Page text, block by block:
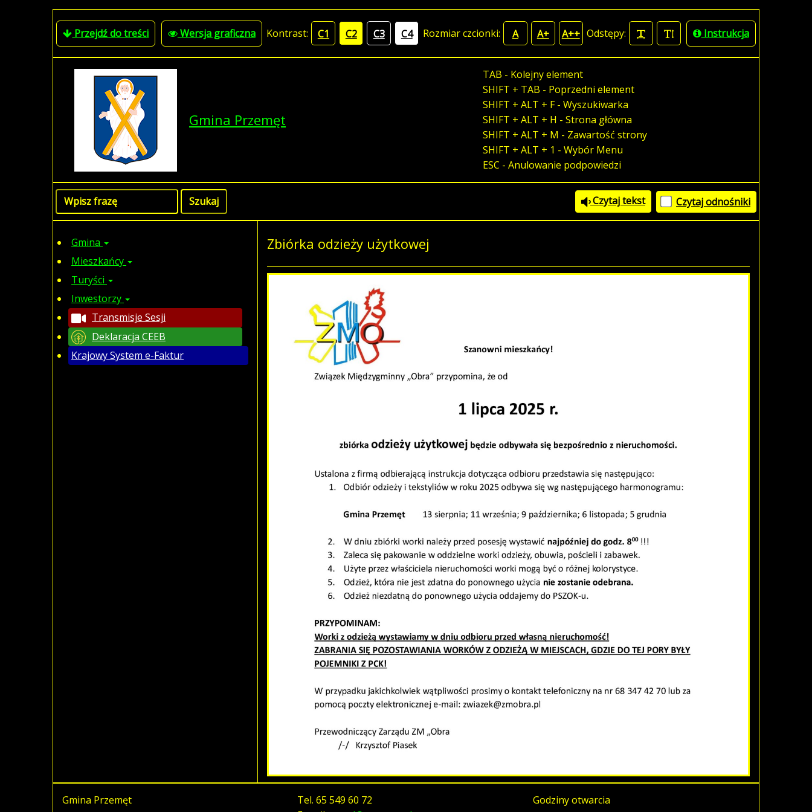
Przejdź do treści Wersja graficzna Kontrast: C1 C2 C3 C4 Rozmiar czcionki: A A+ A++ Odstępy: Instrukcja
Gmina Przemęt
TAB - Kolejny element
SHIFT + TAB - Poprzedni element
SHIFT + ALT + F - Wyszukiwarka
SHIFT + ALT + H - Strona główna
SHIFT + ALT + M - Zawartość strony
SHIFT + ALT + 1 - Wybór Menu
ESC - Anulowanie podpowiedzi
Czytaj tekst Czytaj odnośniki
Gmina
Mieszkańcy
Turyści
Inwestorzy
Transmisje Sesji
Deklaracja CEEB
Krajowy System e-Faktur
Zbiórka odzieży użytkowej
Gmina Przemęt Tel.65 549 60 72
Godziny otwarcia